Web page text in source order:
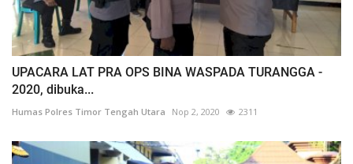
UPACARA LAT PRA OPS BINA WASPADA TURANGGA -
2020, dibuka...
Humas Polres Timor Tengah Utara Nop 2, 2020 2311